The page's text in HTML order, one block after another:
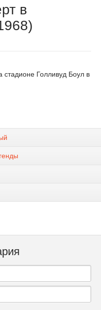
в
стадионе Голливуд Боул в